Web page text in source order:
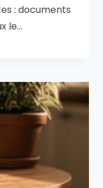
: documents
le…